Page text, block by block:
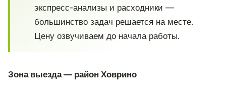
экспресс-анализы и расходники —
большинство задач решается на месте.
Цену озвучиваем до начала работы.
Зона выезда — район Ховрино